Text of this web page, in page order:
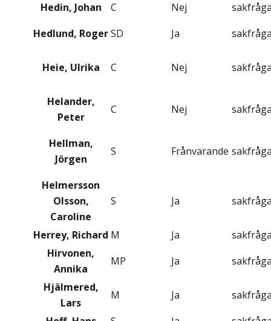
Hedin, Johan C Nej
Hedlund, RogerSD Ja
Heie, Ulrika C Nej
Helander,
Peter
C Nej
Hellman,
Jörgen
S Frånvarande
Helmersson
Olsson,
Caroline
S Ja
Herrey, Richard M Ja
Hirvonen,
Annika
MP Ja
Hjälmered,
Lars
M Ja